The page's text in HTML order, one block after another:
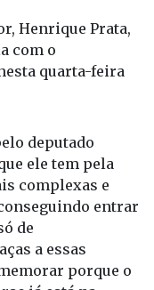
Henrique Prata,
com o
quarta-feira
deputado
ele tem pela
complexas e
entrar
de
a essas
porque o